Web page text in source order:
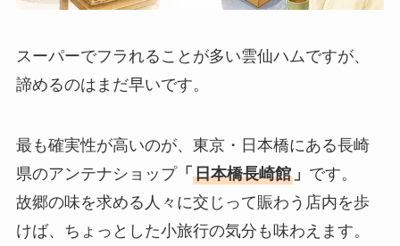
スーパーでフラれることが多い雲仙ハムですが、
諦めるのはまだ早いです。
最も確実性が高いのが、東京・日本橋にある長崎
県のアンテナショップ「 日本橋長崎館」 です。
故郷の味を求める人々に交じって賑わう店内を歩
けば、ちょっとした小旅行の気分も味わえます。